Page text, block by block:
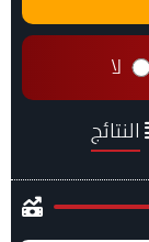
لا
النتائج